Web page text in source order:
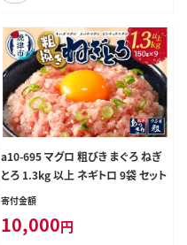
a10-695 マグロ 粗びき まぐろ ねぎ
とろ 1.3kg 以上 ネギトロ 9袋 セット
寄付金額
10,000円